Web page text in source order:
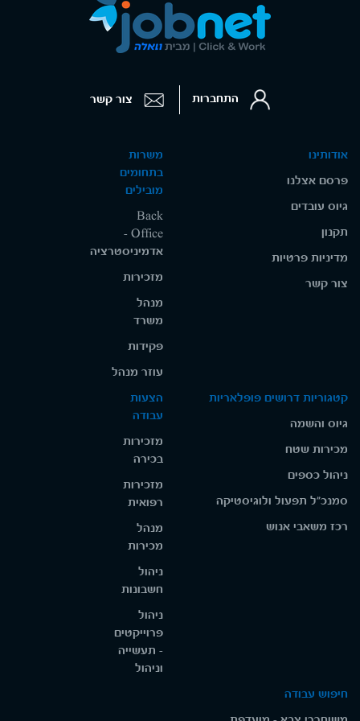
אודותינו
פרסם אצלנו
גיוס עובדים
תקנון
מדיניות פרטיות
צור קשר
משרות
בתחומים
מובילים
Back
Office -
אדמיניסטרציה
מזכירות
מנהל
משרד
פקידות
עוזר מנהל
קטגוריות דרושים פופלאריות
גיוס והשמה
מכירות שטח
ניהול כספים
סמנכ"ל תפעול ולוגיסטיקה
רכז משאבי אנוש
הצעות
עבודה
מזכירות
בכירה
מזכירות
רפואית
מנהל
מכירות
ניהול
חשבונות
ניהול
פרוייקטים
- תעשייה
וניהול
חיפוש עבודה